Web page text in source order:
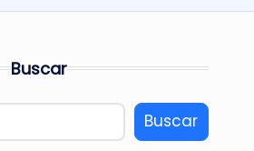
Buscar
Buscar